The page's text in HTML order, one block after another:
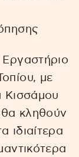
με
Κισσάμου
θα κληθούν
ιδιαίτερα